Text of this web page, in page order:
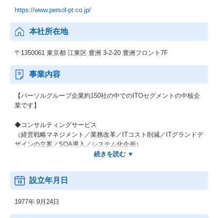
https://www.persol-pt.co.jp/
本社所在地
〒1350061 東京都 江東区 豊洲 3-2-20 豊洲フロント7F
事業内容
【パーソルグループ企業約150社の中でのITOセグメントの中核企
業です】
◆コンサルティングサービス
（経営戦略マネジメント／業務改革／ITコスト削減／ITグランドデ
ザインの立案／SOA導入／システム化企画）
（ビジネスプロセスの改善／コストダウン）
（セールス・マーケティングBPOサービス）
※元BPOソリューションズが合併
設立年月日
1977年 9月24日